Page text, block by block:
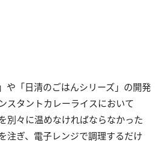
や「日清のごはんシリーズ」の開発
スタントカレーライスにおいて
別々に温めなければならなかった
注ぎ、電子レンジで調理するだけ